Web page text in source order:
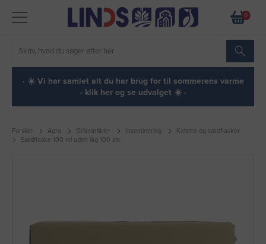
0
· ☀️ Vi har samlet alt du har brug for til sommerens varme
- klik her og se udvalget ☀️ ·
Forside Agro Griseartikler Inseminering
Katetre og sædflasker
Sædflaske 100 ml uden låg 100 stk